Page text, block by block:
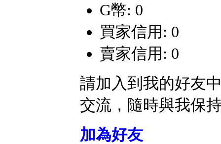
G幣: 0
買家信用: 0
賣家信用: 0
請加入到我的好友
交流，隨時與我保
加為好友